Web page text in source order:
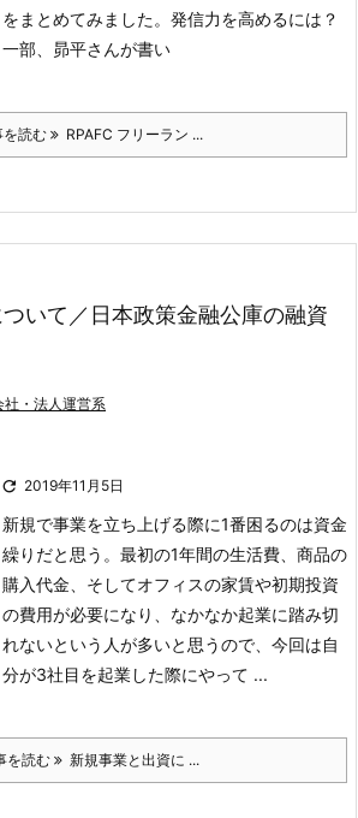
をまとめてみました。 発信力を高めるには？
一部、昴平さんが書い
を読む RPAFC フリーラン ...
いて／日本政策金融公庫の融資
社・法人運営系
 2019年11月5日
新規で事業を立ち上げる際に1番困るのは資金
繰りだと思う。最初の1年間の生活費、商品の
購入代金、そしてオフィスの家賃や初期投資
の費用が必要になり、なかなか起業に踏み切
れないという人が多いと思うので、今回は自
分が3社目を起業した際にやって ...
を読む 新規事業と出資に ...